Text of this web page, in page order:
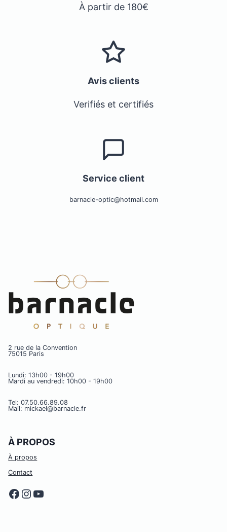
À partir de 180€
Avis clients
Verifiés et certifiés
Service client
barnacle-optic@hotmail.com
2 rue de la Convention
75015 Paris
Lundi: 13h00 - 19h00
Mardi au vendredi: 10h00 - 19h00
Tel: 07.50.66.89.08
Mail: mickael@barnacle.fr
À PROPOS
À propos
Contact
Facebook
Instagram
YouTube